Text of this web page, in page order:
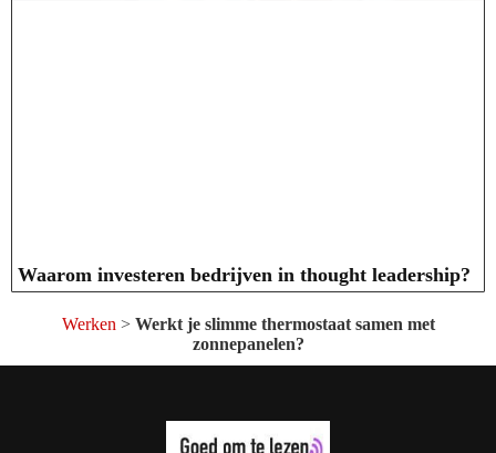
Waarom investeren bedrijven in thought leadership?
Werken > Werkt je slimme thermostaat samen met
zonnepanelen?